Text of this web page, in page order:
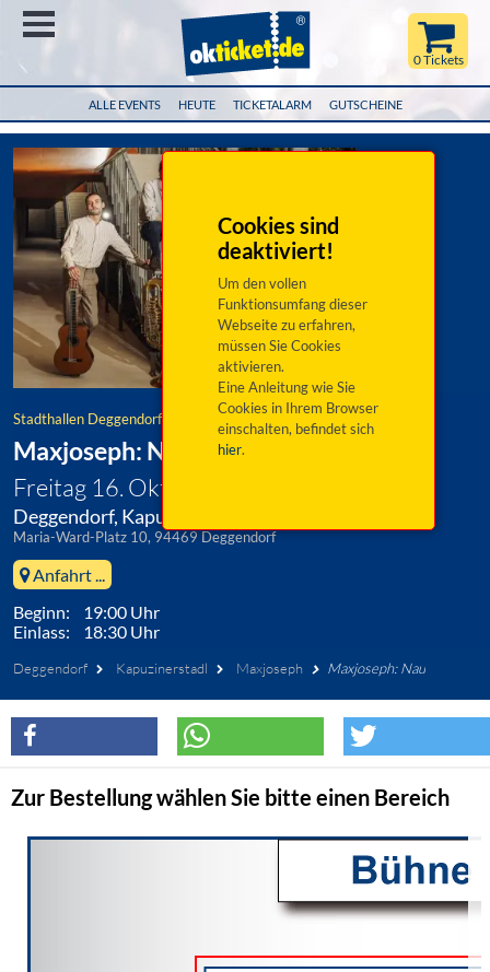
ALLE EVENTS HEUTE TICKETALARM GUTSCHEINE
0 Tickets
Cookies sind
deaktiviert!
Um den vollen
Funktionsumfang dieser
Webseite zu erfahren,
müssen Sie Cookies
aktivieren.
Eine Anleitung wie Sie
Cookies in Ihrem Browser
einschalten, befindet sich
hier.
Stadthallen Deggendorf GmbH
Maxjoseph: Nau
Freitag 16. Oktober 2026
Deggendorf, Kapuzinerstadl
Maria-Ward-Platz 10, 94469 Deggendorf
Anfahrt ...
Beginn: 19:00 Uhr
Einlass: 18:30 Uhr
Deggendorf Kapuzinerstadl Maxjoseph Maxjoseph: Nau
Zur Bestellung wählen Sie bitte einen Bereich